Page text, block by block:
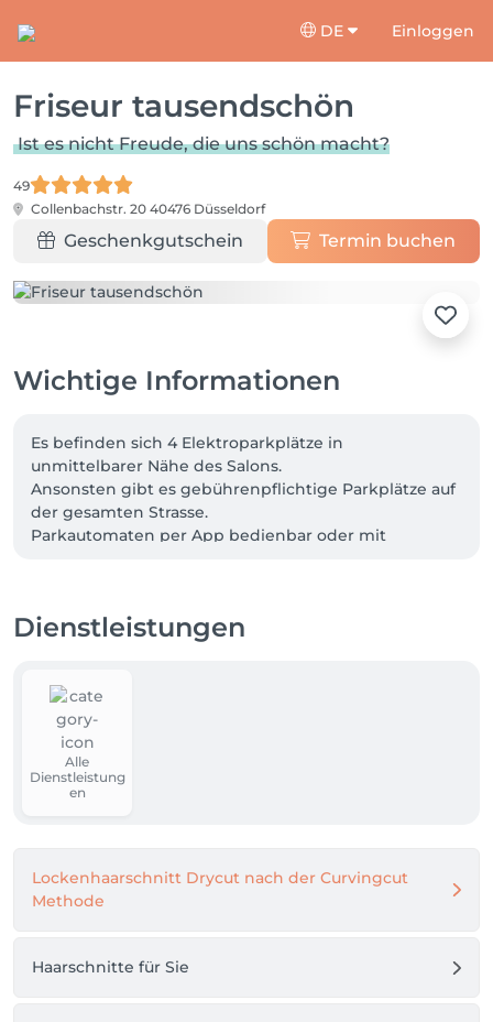
DE Einloggen
Friseur tausendschön
Ist es nicht Freude, die uns schön macht?
49
Collenbachstr. 20 40476 Düsseldorf
Geschenkgutschein Termin buchen
Wichtige Informationen
Es befinden sich 4 Elektroparkplätze in
unmittelbarer Nähe des Salons.
Ansonsten gibt es gebührenpflichtige Parkplätze auf
der gesamten Strasse.
Parkautomaten per App bedienbar oder mit
Dienstleistungen
Alle
Dienstleistung
en
Lockenhaarschnitt Drycut nach der Curvingcut
Methode
Haarschnitte für Sie